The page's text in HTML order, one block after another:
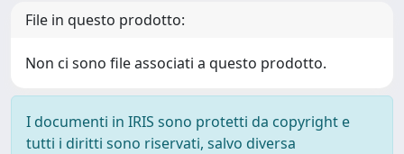
File in questo prodotto:
Non ci sono file associati a questo prodotto.
I documenti in IRIS sono protetti da copyright e
tutti i diritti sono riservati, salvo diversa